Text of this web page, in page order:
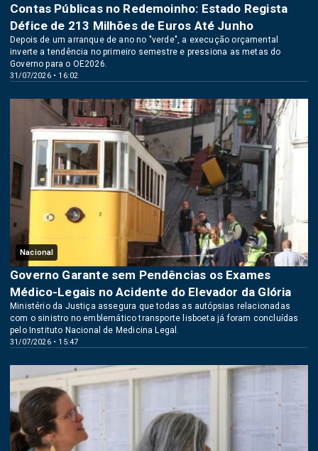
31/07/2026 • 16:02
Contas Públicas no Redemoinho: Estado Regista
Défice de 213 Milhões de Euros Até Junho
Depois de um arranque de ano no "verde", a execução orçamental
inverte a tendência no primeiro semestre e pressiona as metas do
Governo para o OE2026.
Nacional
31/07/2026 • 15:47
Governo Garante sem Pendências os Exames
Médico-Legais no Acidente do Elevador da Glória
Ministério da Justiça assegura que todas as autópsias relacionadas
com o sinistro no emblemático transporte lisboeta já foram concluídas
pelo Instituto Nacional de Medicina Legal.